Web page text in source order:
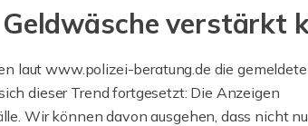
verstärkt
laut www.polizei-beratung.de die
dieser Trend fortgesetzt: Die Anzeigen
Wir können davon ausgehen, dass nicht